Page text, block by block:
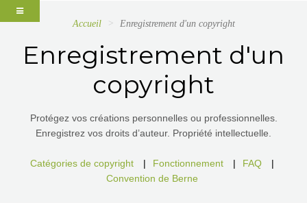
Accueil Enregistrement d'un copyright
Enregistrement d'un
copyright
Protégez vos créations personnelles ou professionnelles.
Enregistrez vos droits d’auteur. Propriété intellectuelle.
Catégories de copyright | Fonctionnement | FAQ
|
Convention de Berne